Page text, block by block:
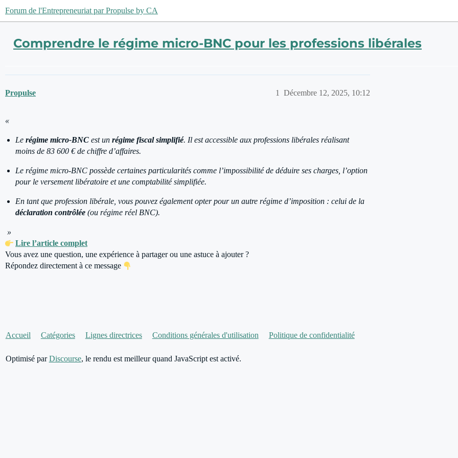
Forum de l'Entrepreneuriat par Propulse by CA
Comprendre le régime micro-BNC pour les professions libérales
Propulse Décembre 12, 2025, 10:12
1
«
Le régime micro-BNC est un régime fiscal simplifié. Il est accessible aux professions libérales réalisant
moins de 83 600 € de chiffre d’affaires.
Le régime micro-BNC possède certaines particularités comme l’impossibilité de déduire ses charges, l’option
pour le versement libératoire et une comptabilité simplifiée.
En tant que profession libérale, vous pouvez également opter pour un autre régime d’imposition : celui de la
déclaration contrôlée (ou régime réel BNC).
»
Lire l’article complet
Vous avez une question, une expérience à partager ou une astuce à ajouter ?
Répondez directement à ce message
Accueil Catégories Lignes directrices Conditions générales d'utilisation Politique de confidentialité
Optimisé parDiscourse, le rendu est meilleur quand JavaScript est activé.